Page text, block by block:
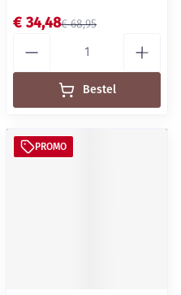
€ 68,95
€ 34,48
Bestel
PROMO